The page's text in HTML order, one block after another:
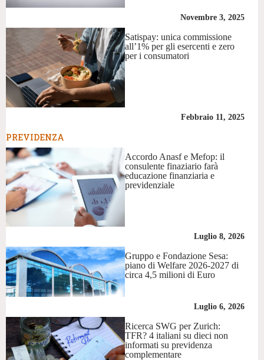
Novembre 3, 2025
Satispay: unica commissione
all’1% per gli esercenti e zero
per i consumatori
Febbraio 11, 2025
PREVIDENZA
Accordo Anasf e Mefop: il
consulente finaziario farà
educazione finanziaria e
previdenziale
Luglio 8, 2026
Gruppo e Fondazione Sesa:
piano di Welfare 2026-2027 di
circa 4,5 milioni di Euro
Luglio 6, 2026
Ricerca SWG per Zurich:
TFR? 4 italiani su dieci non
informati su previdenza
complementare